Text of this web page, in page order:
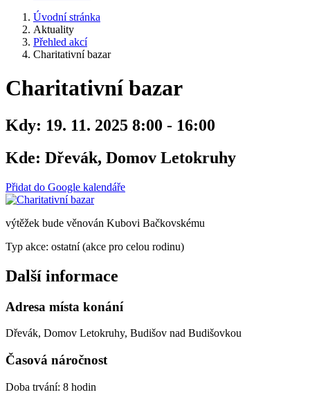
Úvodní stránka
Aktuality
Přehled akcí
Charitativní bazar
Charitativní bazar
Kdy: 19. 11. 2025 8:00 - 16:00
Kde: Dřevák, Domov Letokruhy
Přidat do Google kalendáře
výtěžek bude věnován Kubovi Bačkovskému
Typ akce: ostatní (akce pro celou rodinu)
Další informace
Adresa místa konání
Dřevák, Domov Letokruhy, Budišov nad Budišovkou
Časová náročnost
Doba trvání: 8 hodin